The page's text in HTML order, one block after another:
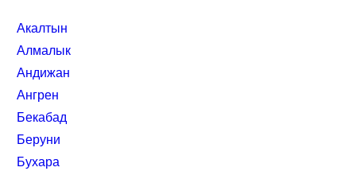
Акалтын
Алмалык
Андижан
Ангрен
Бекабад
Беруни
Бухара